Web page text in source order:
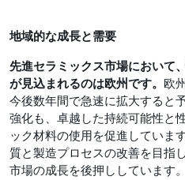
地域的な成長と需要
先進セラミックス市場において
が見込まれるのは欧州です。 欧
今後数年間で急速に拡大すると
強化も、卓越した持続可能性と
ック材料の使用を促進していま
質と製造プロセスの改善を目指
市場の成長を後押ししています。